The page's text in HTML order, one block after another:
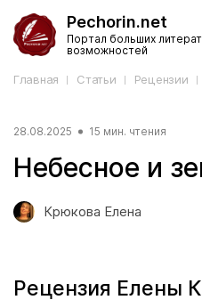
Pechorin.net
Портал больших
возможностей
Главная Статьи Рецензии
Небесное и
28.08.2025 15 мин. чтения
Крюкова Елена
Рецензия Елены